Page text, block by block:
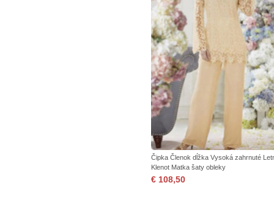
Čipka Členok dĺžka Vysoká zahrnuté
Klenot Matka šaty obleky
€ 108,50